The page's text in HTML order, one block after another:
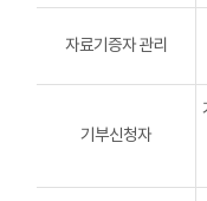
자료기증자 관리
기부신청자